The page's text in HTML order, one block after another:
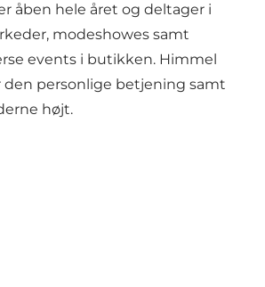
åben hele året og deltager i
modeshowes samt
events i butikken. Himmel
personlige betjening samt
højt.